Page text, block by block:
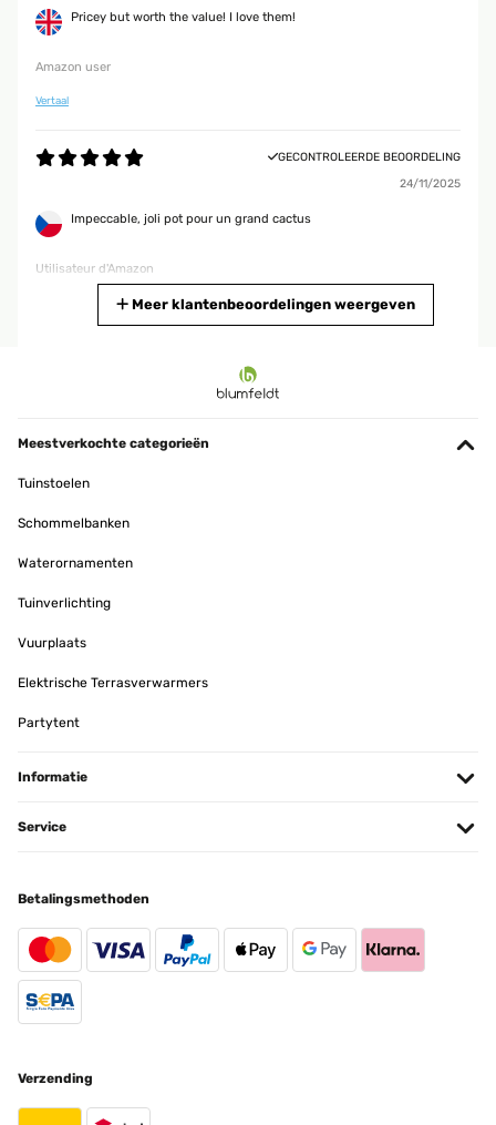
Pricey but worth the value! I love them!
Amazon user
Vertaal
GECONTROLEERDE BEOORDELING
24/11/2025
Impeccable, joli pot pour un grand cactus
Utilisateur d'Amazon
Schönes, großes Ding für meine große Pflanze.
Amazon-Benutzer
Vertaal
Amazon-Benutzer
Meer klantenbeoordelingen weergeven
Meestverkochte categorieën
Tuinstoelen
Schommelbanken
Waterornamenten
Tuinverlichting
Vuurplaats
Elektrische Terrasverwarmers
Partytent
Informatie
Service
Betalingsmethoden
Verzending